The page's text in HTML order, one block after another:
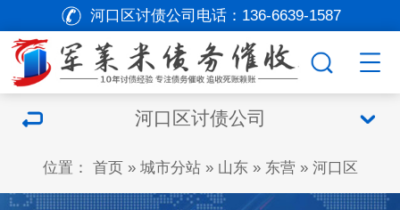
河口区讨债公司电话： 136-6639-1587
河口区讨债公司
位置： 首页» 城市分站» 山东» 东营» 河口区